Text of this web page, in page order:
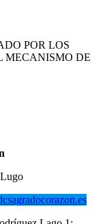
POR LOS
MECANISMO DE